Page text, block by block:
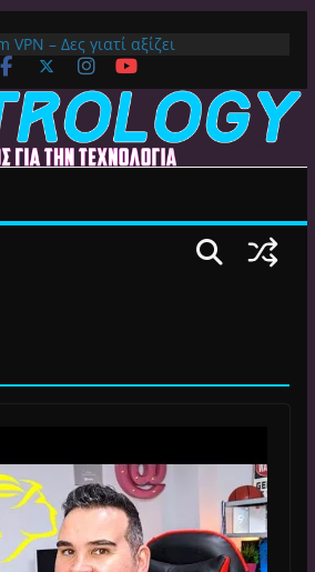
VPN – Δες γιατί αξίζει
Kodi: Γιατί Δεν Λειτουργεί Πλέον το
Add-on
Διαχειριστής Αρχείων για
| CX File Explorer, Καθαρισμός
Μεταφορά
DNS Server σε Mac με
Ventura (Macbook, Mac Mini, iMac,